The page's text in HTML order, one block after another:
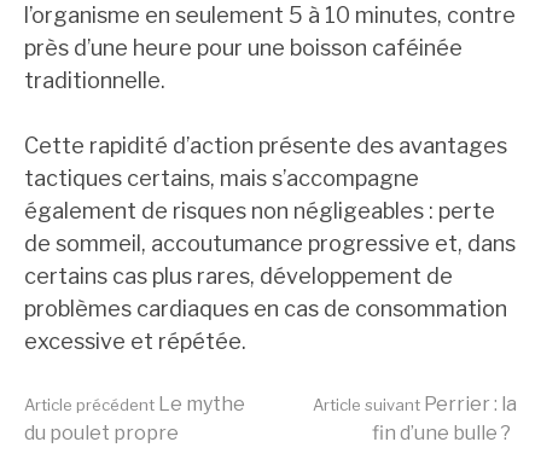
l’organisme en seulement 5 à 10 minutes, contre
près d’une heure pour une boisson caféinée
traditionnelle.
Cette rapidité d’action présente des avantages
tactiques certains, mais s’accompagne
également de risques non négligeables : perte
de sommeil, accoutumance progressive et, dans
certains cas plus rares, développement de
problèmes cardiaques en cas de consommation
excessive et répétée.
Lire
Article précédent Le mythe
du poulet propre
Article suivant Perrier : la
fin d’une bulle ?